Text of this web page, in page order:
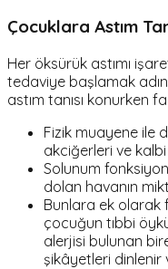
Çocuklara Astım
Her öksürük astımı
tedaviye başlamak
astım tanısı konurken
Fizik muayene ile
akciğerleri ve kalbi
Solunum
dolan havanın
Bunlara ek olarak
çocuğun tıbbi
alerjisi bulunan
şikâyetleri dinlenir